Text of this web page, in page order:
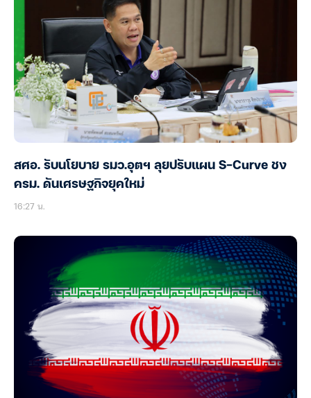
สศอ. รับนโยบาย รมว.อุตฯ ลุยปรับแผน S-Curve ชง
ครม. ดันเศรษฐกิจยุคใหม่
16:27 น.